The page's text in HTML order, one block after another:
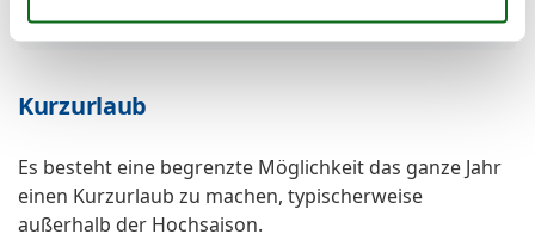
Ökologische Reinigungsmittel
Kurzurlaub
Es besteht eine begrenzte Möglichkeit das ganze Jahr
einen Kurzurlaub zu machen, typischerweise
außerhalb der Hochsaison.